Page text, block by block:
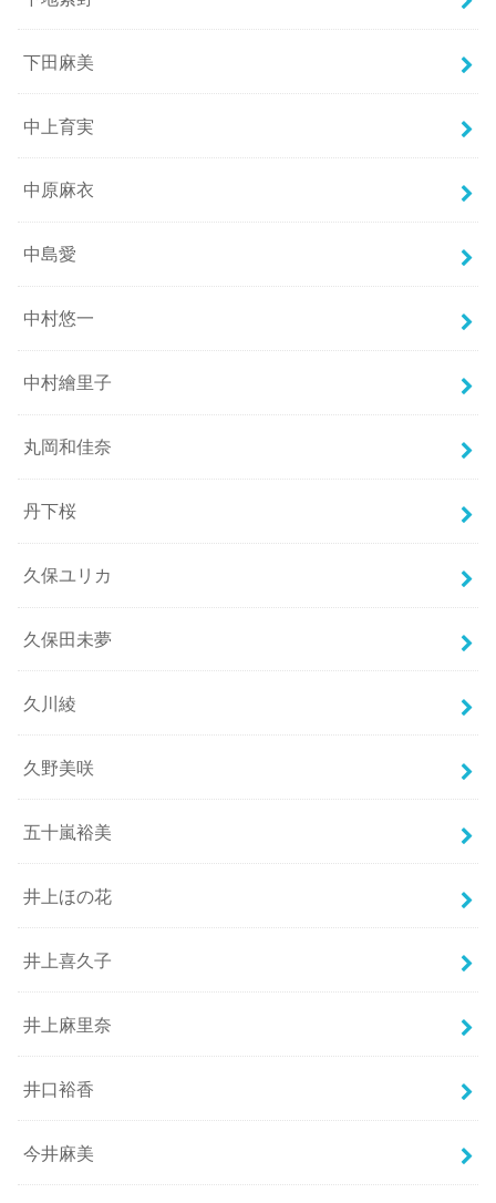
下田麻美
中上育実
中原麻衣
中島愛
中村悠一
中村繪里子
丸岡和佳奈
丹下桜
久保ユリカ
久保田未夢
久川綾
久野美咲
五十嵐裕美
井上ほの花
井上喜久子
井上麻里奈
井口裕香
今井麻美